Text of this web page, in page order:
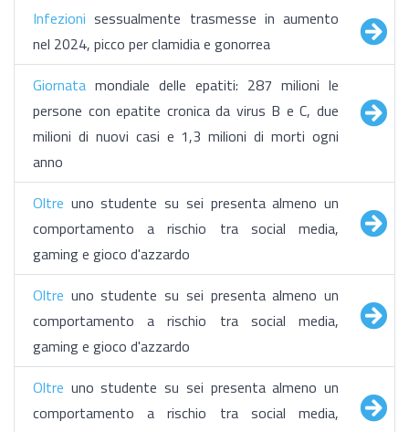
Infezioni sessualmente trasmesse in aumento
nel 2024, picco per clamidia e gonorrea
Giornata mondiale delle epatiti: 287 milioni le
persone con epatite cronica da virus B e C, due
milioni di nuovi casi e 1,3 milioni di morti ogni
anno
​Oltre uno studente su sei presenta almeno un
comportamento a rischio tra social media,
gaming e gioco d'azzardo
​Oltre uno studente su sei presenta almeno un
comportamento a rischio tra social media,
gaming e gioco d'azzardo
​Oltre uno studente su sei presenta almeno un
comportamento a rischio tra social media,